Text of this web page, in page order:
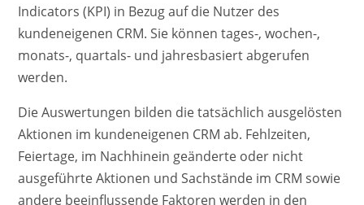
Indicators (KPI) in Bezug auf die Nutzer des
kundeneigenen CRM. Sie können tages-, wochen-,
monats-, quartals- und jahresbasiert abgerufen
werden.
Die Auswertungen bilden die tatsächlich ausgelösten
Aktionen im kundeneigenen CRM ab. Fehlzeiten,
Feiertage, im Nachhinein geänderte oder nicht
ausgeführte Aktionen und Sachstände im CRM sowie
andere beeinflussende Faktoren werden in den